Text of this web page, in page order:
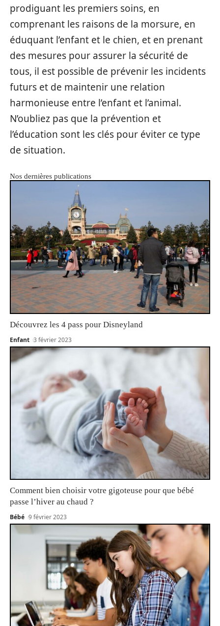
prodiguant les premiers soins, en
comprenant les raisons de la morsure, en
éduquant l’enfant et le chien, et en prenant
des mesures pour assurer la sécurité de
tous, il est possible de prévenir les incidents
futurs et de maintenir une relation
harmonieuse entre l’enfant et l’animal.
N’oubliez pas que la prévention et
l’éducation sont les clés pour éviter ce type
de situation.
Nos dernières publications
Découvrez les 4 pass pour Disneyland
Enfant 3 février 2023
Comment bien choisir votre gigoteuse pour que bébé
passe l’hiver au chaud ?
Bébé 9 février 2023